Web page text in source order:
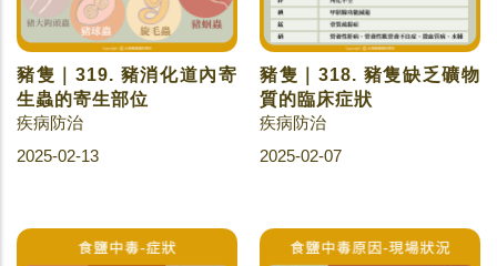
豬隻｜319. 豬消化道內寄
生蟲的寄生部位
疾病防治
2025-02-13
豬隻｜318. 豬隻缺乏礦物
質的臨床症狀
疾病防治
2025-02-07